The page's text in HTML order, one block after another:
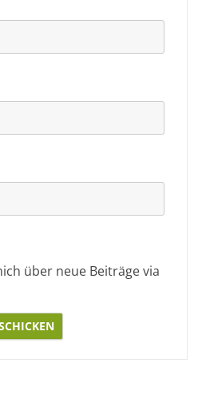
über neue Beiträge via